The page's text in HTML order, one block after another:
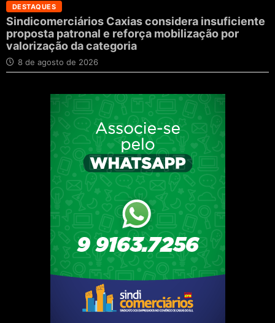
DESTAQUES
Sindicomerciários Caxias considera insuficiente
proposta patronal e reforça mobilização por
valorização da categoria
8 de agosto de 2026